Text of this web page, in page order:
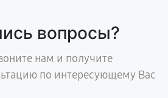
вопросы?
нам и получите
по интересующему Вас